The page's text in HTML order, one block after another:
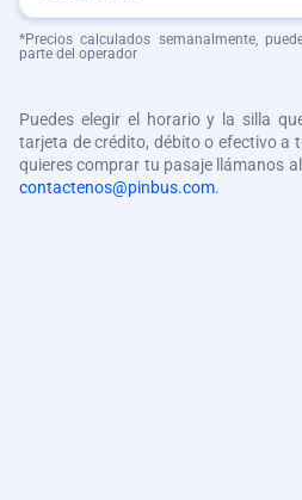
*Precios calculados semanalmente,
parte del operador
Puedes elegir el horario y la silla
tarjeta de crédito, débito o efectivo a
quieres comprar tu pasaje llámanos al
contactenos@pinbus.com.